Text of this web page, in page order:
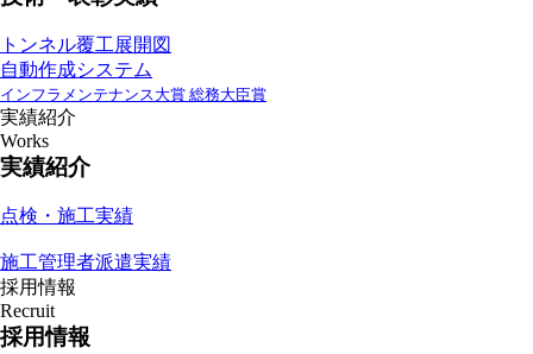
トンネル覆工展開図
自動作成システム
インフラメンテナンス大賞 総務大臣賞
実績紹介
Works
実績紹介
点検・施工実績
施工管理者派遣実績
採用情報
Recruit
採用情報